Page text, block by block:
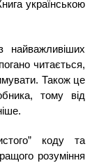
українською
найважливіших
читається,
Також це
тому від
коду та
розуміння